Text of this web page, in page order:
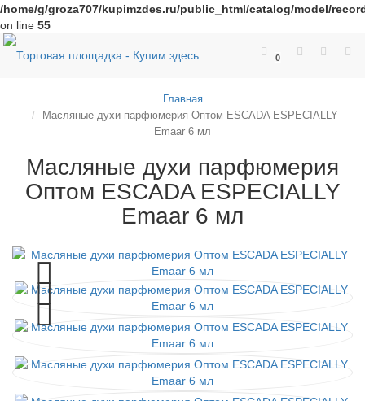
/home/g/groza707/kupimzdes.ru/public_html/catalog/model/
on line 55
0
Главная
Масляные духи парфюмерия Оптом ESCADA ESPECIALLY
Emaar 6 мл
Масляные духи парфюмерия
Оптом ESCADA ESPECIALLY
Emaar 6 мл